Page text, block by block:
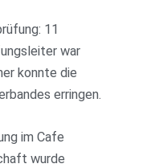
11
war
konnte die
erringen.
im Cafe
wurde